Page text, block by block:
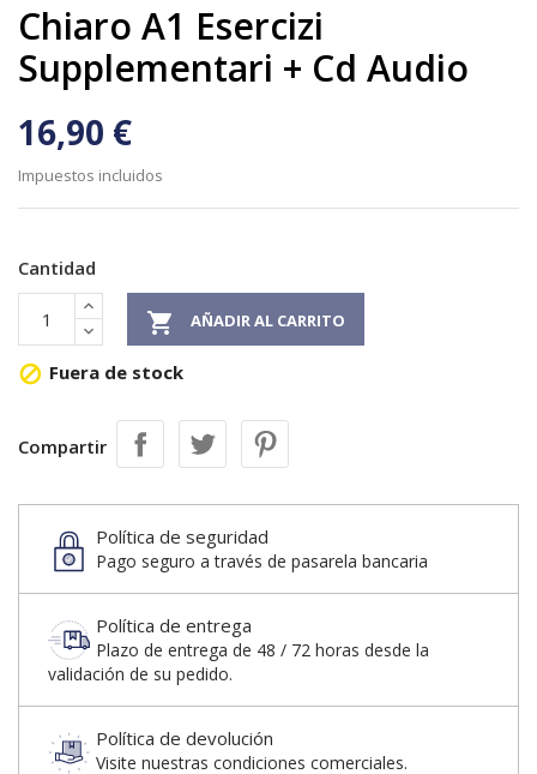
Chiaro A1 Esercizi
Supplementari + Cd Audio
16,90 €
Impuestos incluidos
Cantidad
 AÑADIR AL CARRITO
 Fuera de stock
Compartir
Política de seguridad
Pago seguro a través de pasarela bancaria
Política de entrega
Plazo de entrega de 48 / 72 horas desde la
validación de su pedido.
Política de devolución
Visite nuestras condiciones comerciales.